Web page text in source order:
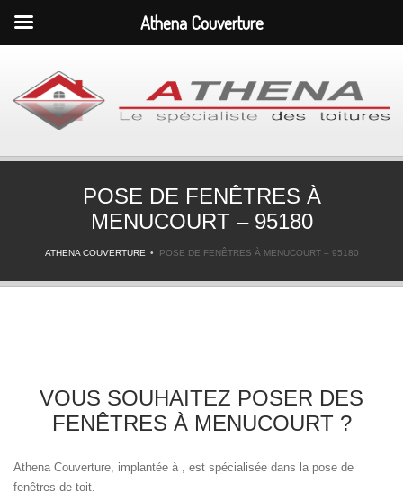
POSE DE FENÊTRES À
MENUCOURT – 95180
ATHENA COUVERTURE POSE DE FENÊTRES À MENUCOURT – 95180
VOUS SOUHAITEZ POSER DES
FENÊTRES À MENUCOURT ?
Athena Couverture, implantée à , est spécialisée dans la pose de
fenêtres de toit.
Athena Couverture